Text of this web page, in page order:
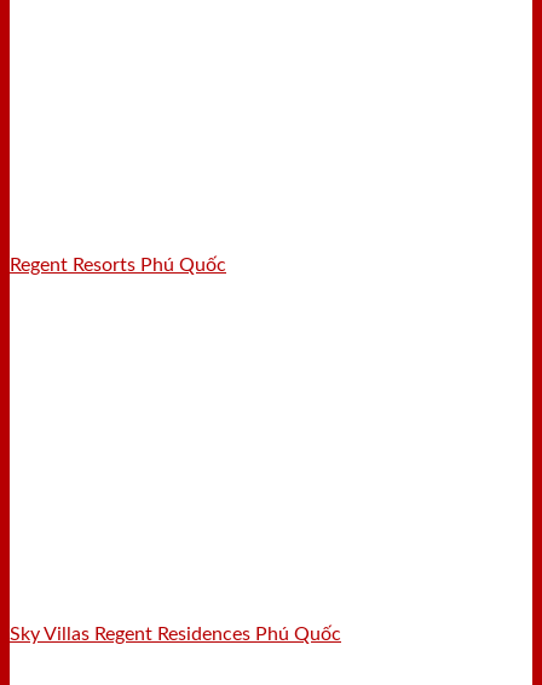
Regent Resorts Phú Quốc
Sky Villas Regent Residences Phú Quốc